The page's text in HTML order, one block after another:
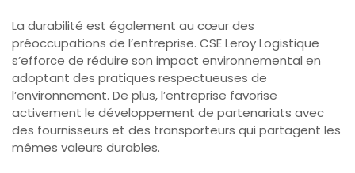
La durabilité est également au cœur des
préoccupations de l’entreprise. CSE Leroy Logistique
s’efforce de réduire son impact environnemental en
adoptant des pratiques respectueuses de
l’environnement. De plus, l’entreprise favorise
activement le développement de partenariats avec
des fournisseurs et des transporteurs qui partagent les
mêmes valeurs durables.